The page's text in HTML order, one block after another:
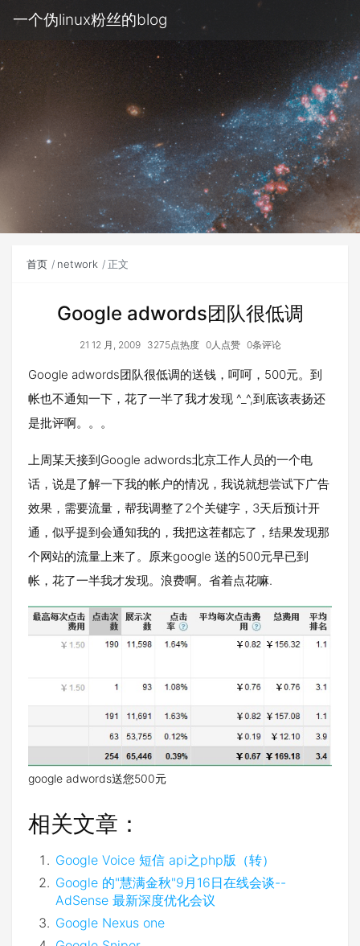
一个伪linux粉丝的blog
首页 network 正文
Google adwords团队很低调
21 12 月, 2009 3275点热度 0人点赞 0条评论
Google adwords团队很低调的送钱，呵呵，500元。到
帐也不通知一下，花了一半了我才发现 ^_^,到底该表扬还
是批评啊。。。
上周某天接到Google adwords北京工作人员的一个电
话，说是了解一下我的帐户的情况，我说就想尝试下广告
效果，需要流量，帮我调整了2个关键字，3天后预计开
通，似乎提到会通知我的，我把这茬都忘了，结果发现那
个网站的流量上来了。原来google 送的500元早已到
帐，花了一半我才发现。浪费啊。省着点花嘛.
google adwords送您500元
相关文章：
Google Voice 短信 api之php版（转）
Google 的"慧满金秋"9月16日在线会谈--
AdSense 最新深度优化会议
Google Nexus one